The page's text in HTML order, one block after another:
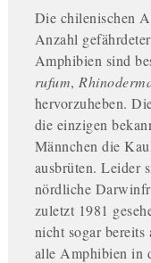
Die chilenischen
Anzahl
Amphibien sind
rufum,
hervorzuheben.
die einzigen
Männchen die
ausbrüten. Leider
nördliche
zuletzt 1981
nicht sogar
alle Amphibien in